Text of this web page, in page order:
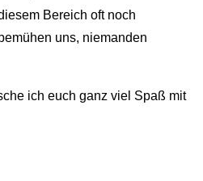
Bereich oft noch
uns, niemanden
ich euch ganz viel Spaß mit